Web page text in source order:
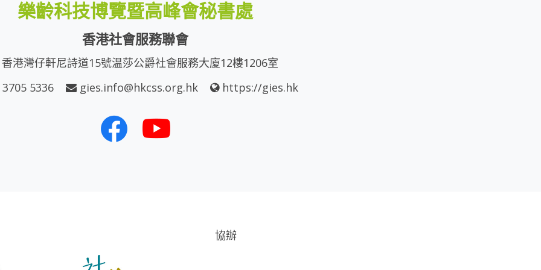
樂齡科技博覽暨高峰會秘書處
香港社會服務聯會
港灣仔軒尼詩道15號温莎公爵社會服務大廈12樓1206室
5336
gies.info@hkcss.org.hk https://gies.hk
協辦